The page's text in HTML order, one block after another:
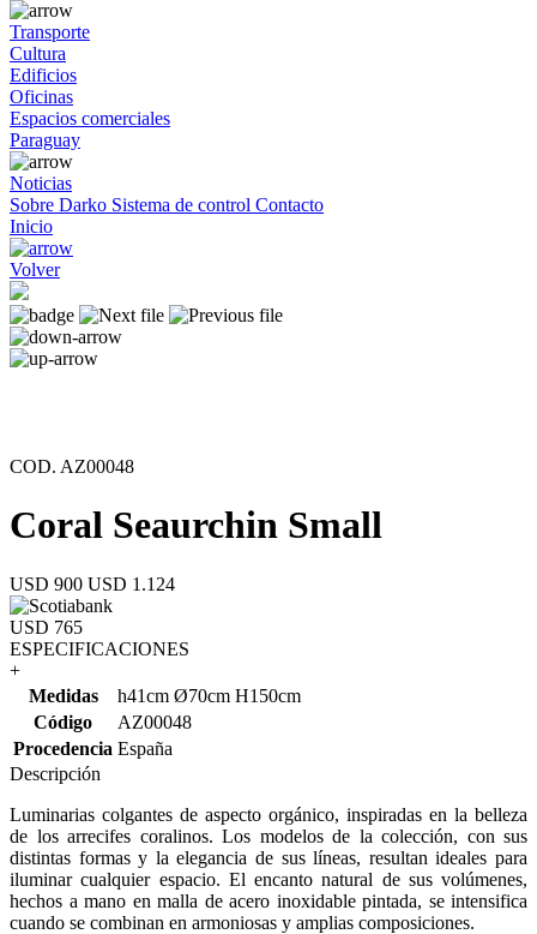
Transporte
Cultura
Edificios
Oficinas
Espacios comerciales
Paraguay
Noticias
Sobre Darko Sistema de control Contacto
Inicio
Volver
COD. AZ00048
Coral Seaurchin Small
USD 900 USD 1.124
USD 765
ESPECIFICACIONES
+
Medidas
h41cm Ø70cm H150cm
Código
AZ00048
Procedencia España
Descripción
Luminarias colgantes de aspecto orgánico, inspiradas en la belleza
de los arrecifes coralinos. Los modelos de la colección, con sus
distintas formas y la elegancia de sus líneas, resultan ideales para
iluminar cualquier espacio. El encanto natural de sus volúmenes,
hechos a mano en malla de acero inoxidable pintada, se intensifica
cuando se combinan en armoniosas y amplias composiciones.